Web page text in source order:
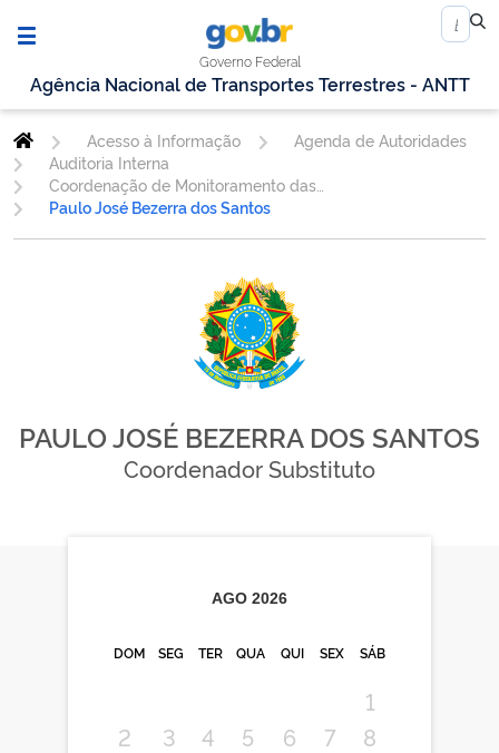
Governo Federal
Agência Nacional de Transportes Terrestres - ANTT
Acesso à Informação
Agenda de Autoridades
Auditoria Interna
Coordenação de Monitoramento das Informações dos Órgãos de Controle - COORG
Paulo José Bezerra dos Santos
PAULO JOSÉ BEZERRA DOS SANTOS
Coordenador Substituto
AGO 2026
DOM SEG TER QUA QUI SEX SÁB
1
2
3 4 5 6 7
8